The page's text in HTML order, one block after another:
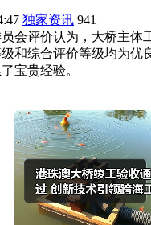
独家资讯 941
评价认为，大桥主体
和综合评价等级均为优
宝贵经验。